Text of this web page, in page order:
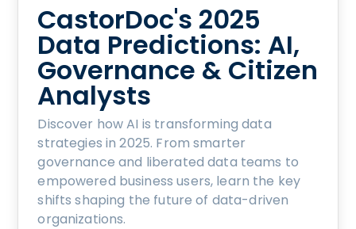
CastorDoc's 2025
Data Predictions: AI,
Governance & Citizen
Analysts
Discover how AI is transforming data
strategies in 2025. From smarter
governance and liberated data teams to
empowered business users, learn the key
shifts shaping the future of data-driven
organizations.